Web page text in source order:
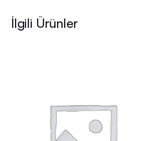
İlgili Ürünler